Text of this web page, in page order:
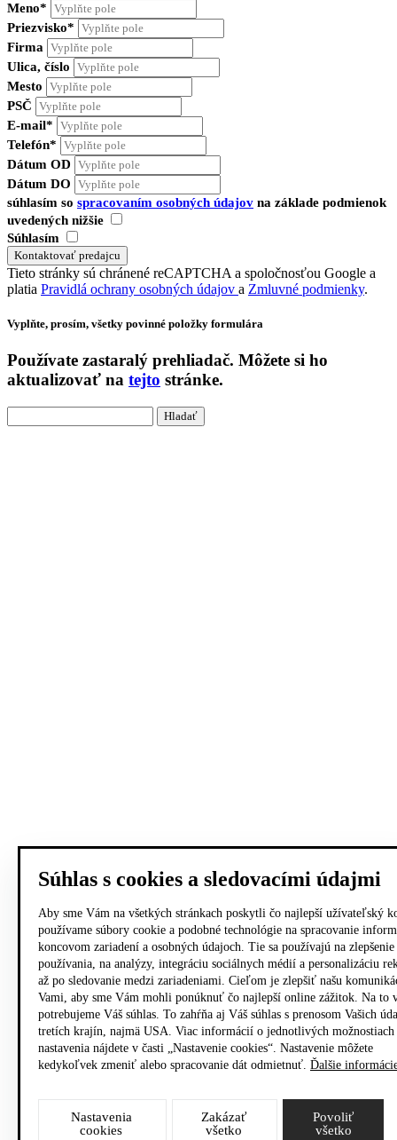
Meno*
Priezvisko*
Firma
Ulica, číslo
Mesto
PSČ
E-mail*
Telefón*
Dátum OD
Dátum DO
súhlasím so spracovaním osobných údajov na základe podmienok
uvedených nižšie
Súhlasím
Tieto stránky sú chránené reCAPTCHA a spoločnosťou Google a
platia Pravidlá ochrany osobných údajov a Zmluvné podmienky.
Vyplňte, prosím, všetky povinné položky formulára
Používate zastaralý prehliadač. Môžete si ho
aktualizovať na tejto stránke.
Súhlas s cookies a sledovacími údajmi
Aby sme Vám na všetkých stránkach poskytli čo najlepší užívateľský
používame súbory cookie a podobné technológie na spracovanie
koncovom zariadení a osobných údajoch. Tie sa používajú na zlepšenie
používania, na analýzy, integráciu sociálnych médií a personalizáciu
až po sledovanie medzi zariadeniami. Cieľom je zlepšiť našu
Vami, aby sme Vám mohli ponúknuť čo najlepší online zážitok. Na to
potrebujeme Váš súhlas. To zahŕňa aj Váš súhlas s prenosom Vašich
tretích krajín, najmä USA. Viac informácií o jednotlivých možnostiach
nastavenia nájdete v časti „Nastavenie cookies“. Nastavenie môžete
kedykoľvek zmeniť alebo spracovanie dát odmietnuť. Ďalšie
Nastavenia
cookies
Zakázať
všetko
Povoliť
všetko